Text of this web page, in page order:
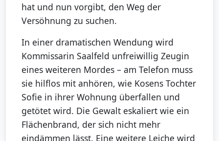
hat und nun vorgibt, den Weg der
Versöhnung zu suchen.
In einer dramatischen Wendung wird
Kommissarin Saalfeld unfreiwillig Zeugin
eines weiteren Mordes – am Telefon muss
sie hilflos mit anhören, wie Kosens Tochter
Sofie in ihrer Wohnung überfallen und
getötet wird. Die Gewalt eskaliert wie ein
Flächenbrand, der sich nicht mehr
eindämmen lässt. Eine weitere Leiche wird